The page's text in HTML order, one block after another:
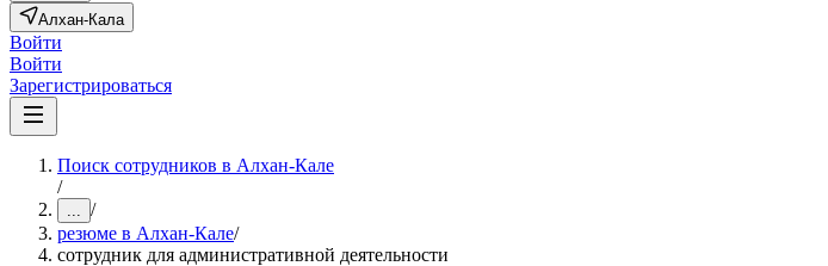
Алхан-Кала
Войти
Войти
Зарегистрироваться
Поиск сотрудников в Алхан-Кале
/
... /
резюме в Алхан-Кале/
сотрудник для административной деятельности